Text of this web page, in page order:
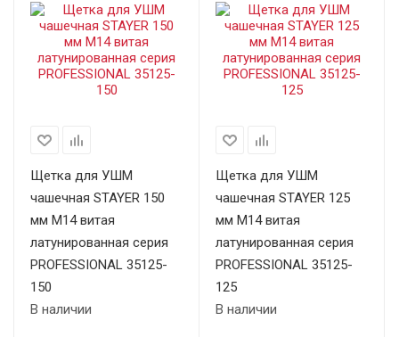
Щетка для УШМ
чашечная STAYER 150
мм М14 витая
латунированная серия
PROFESSIONAL 35125-
150
В наличии
Щетка для УШМ
чашечная STAYER 125
мм М14 витая
латунированная серия
PROFESSIONAL 35125-
125
В наличии